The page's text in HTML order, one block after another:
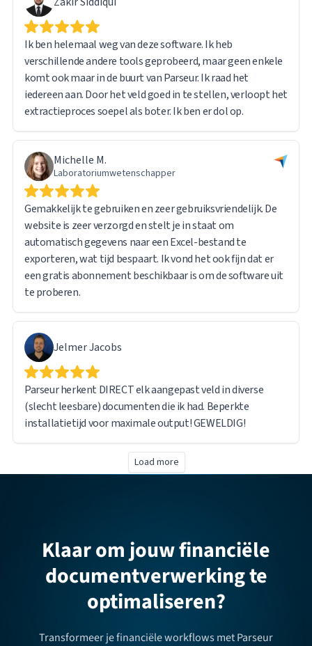
Ik ben helemaal weg van deze software. Ik heb
verschillende andere tools geprobeerd, maar geen enkele
komt ook maar in de buurt van Parseur. Ik raad het
iedereen aan. Door het veld goed in te stellen, verloopt het
extractieproces soepel als boter. Ik ben er dol op.
Michelle M.
Laboratoriumwetenschapper
Gemakkelijk te gebruiken en zeer gebruiksvriendelijk. De
website is zeer verzorgd en stelt je in staat om
automatisch gegevens naar een Excel-bestand te
exporteren, wat tijd bespaart. Ik vond het ook fijn dat er
een gratis abonnement beschikbaar is om de software uit
te proberen.
Jelmer Jacobs
Parseur herkent DIRECT elk aangepast veld in diverse
(slecht leesbare) documenten die ik had. Beperkte
installatietijd voor maximale output! GEWELDIG!
Load more
Klaar om jouw financiële
documentverwerking te
optimaliseren?
Transformeer je financiële workflows met Parseur